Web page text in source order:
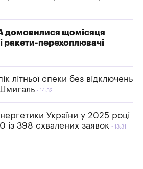
домовилися щомісяця
ракети-перехоплювачі
літньої спеки без відключень
14:32
України у 2025 році
із 398 схвалених заявок
13:31